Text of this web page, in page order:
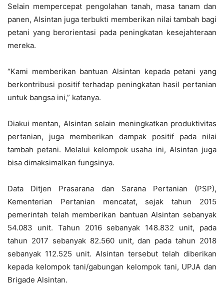
Selain mempercepat pengolahan tanah, masa tanam dan
panen, Alsintan juga terbukti memberikan nilai tambah bagi
petani yang berorientasi pada peningkatan kesejahteraan
mereka.
“Kami memberikan bantuan Alsintan kepada petani yang
berkontribusi positif terhadap peningkatan hasil pertanian
untuk bangsa ini,” katanya.
Diakui mentan, Alsintan selain meningkatkan produktivitas
pertanian, juga memberikan dampak positif pada nilai
tambah petani. Melalui kelompok usaha ini, Alsintan juga
bisa dimaksimalkan fungsinya.
Data Ditjen Prasarana dan Sarana Pertanian (PSP),
Kementerian Pertanian mencatat, sejak tahun 2015
pemerintah telah memberikan bantuan Alsintan sebanyak
54.083 unit. Tahun 2016 sebanyak 148.832 unit, pada
tahun 2017 sebanyak 82.560 unit, dan pada tahun 2018
sebanyak 112.525 unit. Alsintan tersebut telah diberikan
kepada kelompok tani/gabungan kelompok tani, UPJA dan
Brigade Alsintan.